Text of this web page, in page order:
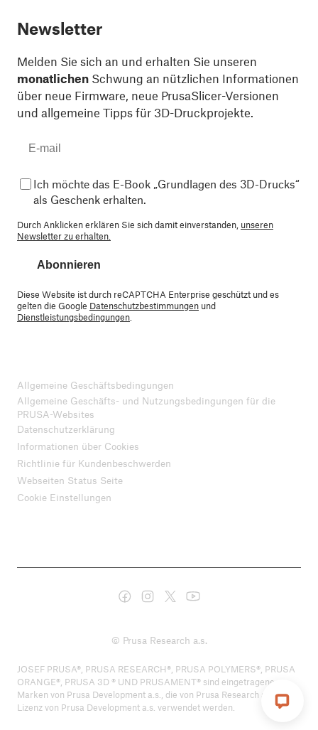
Newsletter
Melden Sie sich an und erhalten Sie unseren
monatlichen Schwung an nützlichen Informationen
über neue Firmware, neue PrusaSlicer-Versionen
und allgemeine Tipps für 3D-Druckprojekte.
Ich möchte das E-Book „Grundlagen des 3D-Drucks“
als Geschenk erhalten.
Durch Anklicken erklären Sie sich damit einverstanden, unseren
Newsletter zu erhalten.
Abonnieren
Diese Website ist durch reCAPTCHA Enterprise geschützt und es
gelten die Google Datenschutzbestimmungen und
Dienstleistungsbedingungen
Allgemeine Geschäftsbedingungen
Allgemeine Geschäfts- und Nutzungsbedingungen für die
PRUSA-Websites
Datenschutzerklärung
Informationen über Cookies
Richtlinie für Kundenbeschwerden
Webseiten Status Seite
Cookie Einstellungen
© Prusa Research a.s.
JOSEF PRUSA®, PRUSA RESEARCH®, PRUSA POLYMERS®, PRUSA
ORANGE®, PRUSA 3D ® UND PRUSAMENT® sind eingetragene
Marken von Prusa Development a.s., die von Prusa Research a.s. unter
Lizenz von Prusa Development a.s. verwendet werden.